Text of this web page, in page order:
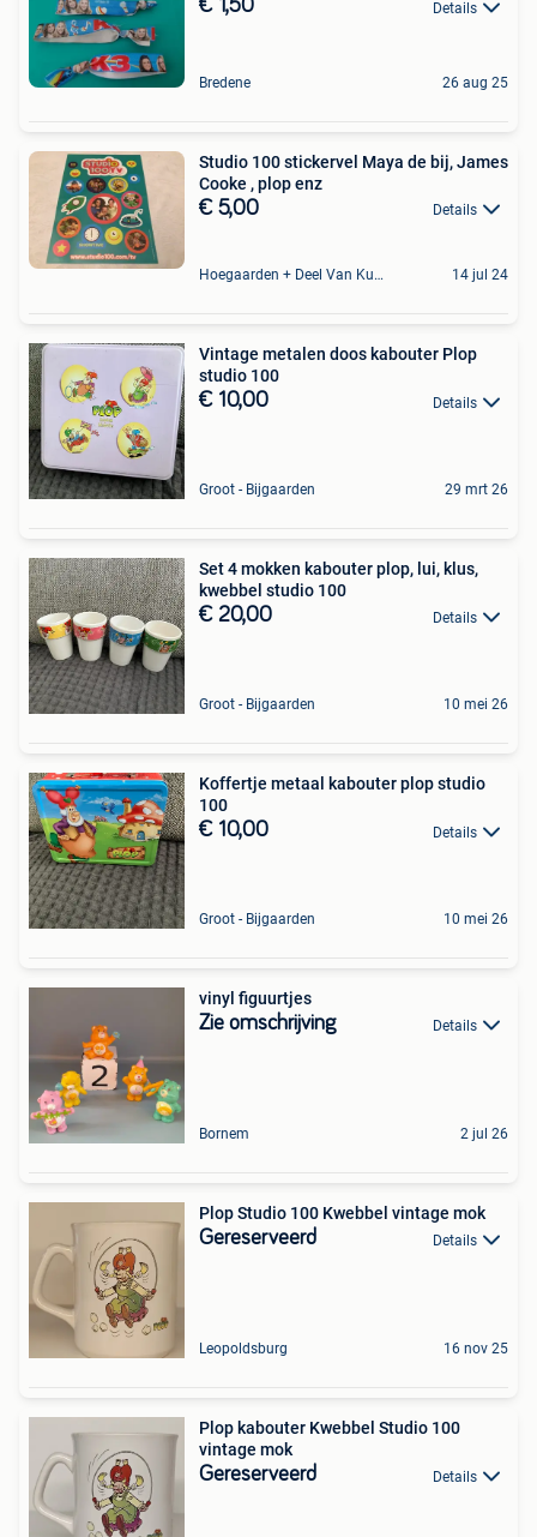
€ 1,50 Details
Bredene 26 aug 25
Studio 100 stickervel Maya de bij, James
Cooke , plop enz
€ 5,00 Details
Hoegaarden + Deel Van Kumtich + Deel Van Tienen 14 jul 24
Vintage metalen doos kabouter Plop
studio 100
€ 10,00 Details
Groot - Bijgaarden 29 mrt 26
Set 4 mokken kabouter plop, lui, klus,
kwebbel studio 100
€ 20,00 Details
Groot - Bijgaarden 10 mei 26
Koffertje metaal kabouter plop studio
100
€ 10,00 Details
Groot - Bijgaarden 10 mei 26
vinyl figuurtjes
Zie omschrijving Details
Bornem 2 jul 26
Plop Studio 100 Kwebbel vintage mok
Gereserveerd Details
Leopoldsburg 16 nov 25
Plop kabouter Kwebbel Studio 100
vintage mok
Gereserveerd Details